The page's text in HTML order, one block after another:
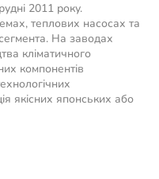
2011 року.
теплових насосах та
На заводах
кліматичного
компонентів
якісних японських або